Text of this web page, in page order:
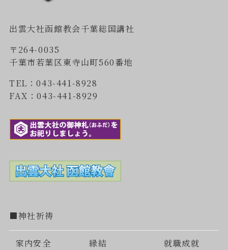
出雲大社函館教会千葉総国講社
〒264-0035
千葉市若葉区東寺山町560番地
TEL：043-441-8928
FAX：043-441-8929
■神社祈祷
家内安全 縁結 就職成就